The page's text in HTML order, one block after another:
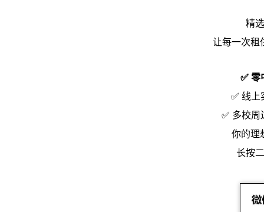
精
让每一次租
✅ 零
✅ 线上
✅ 多校周
你的理
长按